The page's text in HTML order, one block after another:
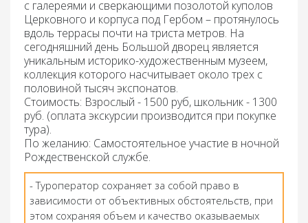
с галереями и сверкающими позолотой куполов
Церковного и корпуса под Гербом – протянулось
вдоль террасы почти на триста метров. На
сегодняшний день Большой дворец является
уникальным историко-художественным музеем,
коллекция которого насчитывает около трех с
половиной тысяч экспонатов.
Стоимость: Взрослый - 1500 руб, школьник - 1300
руб. (оплата экскурсии производится при покупке
тура).
По желанию: Самостоятельное участие в ночной
Рождественской службе.
- Туроператор сохраняет за собой право в
зависимости от объективных обстоятельств, при
этом сохраняя объем и качество оказываемых